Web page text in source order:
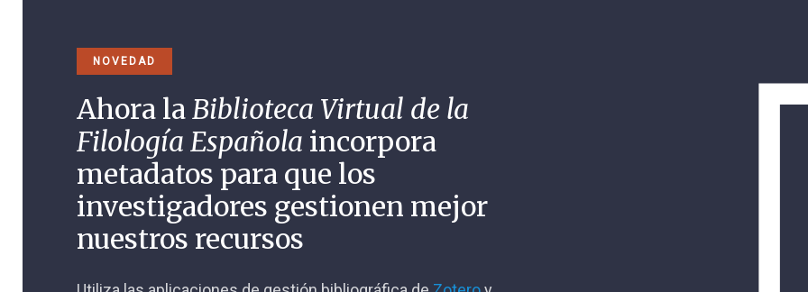
NOVEDAD
Ahora laBiblioteca Virtual de la
Filología Española incorpora
metadatos para que los
investigadores gestionen mejor
nuestros recursos